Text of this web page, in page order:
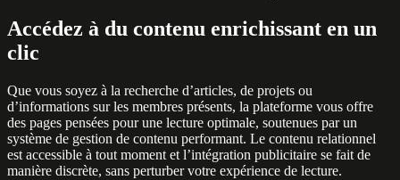
Accédez à du contenu enrichissant en un
clic
Que vous soyez à la recherche d’articles, de projets ou
d’informations sur les membres présents, la plateforme vous offre
des pages pensées pour une lecture optimale, soutenues par un
système de gestion de contenu performant. Le contenu relationnel
est accessible à tout moment et l’intégration publicitaire se fait de
manière discrète, sans perturber votre expérience de lecture.